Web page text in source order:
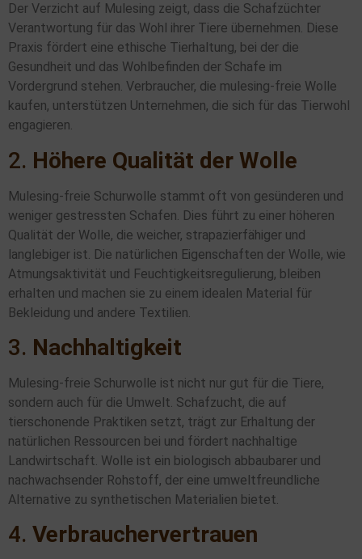
Der Verzicht auf Mulesing zeigt, dass die Schafzüchter
Verantwortung für das Wohl ihrer Tiere übernehmen. Diese
Praxis fördert eine ethische Tierhaltung, bei der die
Gesundheit und das Wohlbefinden der Schafe im
Vordergrund stehen. Verbraucher, die mulesing-freie Wolle
kaufen, unterstützen Unternehmen, die sich für das Tierwohl
engagieren.
2. Höhere Qualität der Wolle
Mulesing-freie Schurwolle stammt oft von gesünderen und
weniger gestressten Schafen. Dies führt zu einer höheren
Qualität der Wolle, die weicher, strapazierfähiger und
langlebiger ist. Die natürlichen Eigenschaften der Wolle, wie
Atmungsaktivität und Feuchtigkeitsregulierung, bleiben
erhalten und machen sie zu einem idealen Material für
Bekleidung und andere Textilien.
3. Nachhaltigkeit
Mulesing-freie Schurwolle ist nicht nur gut für die Tiere,
sondern auch für die Umwelt. Schafzucht, die auf
tierschonende Praktiken setzt, trägt zur Erhaltung der
natürlichen Ressourcen bei und fördert nachhaltige
Landwirtschaft. Wolle ist ein biologisch abbaubarer und
nachwachsender Rohstoff, der eine umweltfreundliche
Alternative zu synthetischen Materialien bietet.
4. Verbrauchervertrauen